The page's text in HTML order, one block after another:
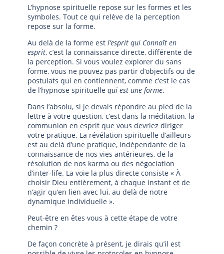
L’hypnose spirituelle repose sur les formes et les
symboles. Tout ce qui relève de la perception
repose sur la forme.
Au delà de la forme est l’esprit qui Connaît en
esprit, c’est la connaissance directe, différente de
la perception. Si vous voulez explorer du sans
forme, vous ne pouvez pas partir d’objectifs ou de
postulats qui en contiennent, comme c’est le cas
de l’hypnose spirituelle qui est une forme.
Dans l’absolu, si je devais répondre au pied de la
lettre à votre question, c’est dans la méditation, la
communion en esprit que vous devriez diriger
votre pratique. La révélation spirituelle d’ailleurs
est au delà d’une pratique, indépendante de la
connaissance de nos vies antérieures, de la
résolution de nos karma ou des négociation
d’inter-life. La voie la plus directe consiste « À
choisir Dieu entièrement, à chaque instant et de
n’agir qu’en lien avec lui, au delà de notre
dynamique individuelle ».
Peut-être en êtes vous à cette étape de votre
chemin ?
De façon concrète à présent, je dirais qu’il est